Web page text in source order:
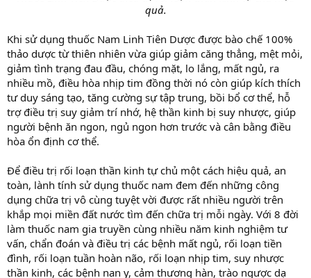
quả.
Khi sử dụng thuốc Nam Linh Tiên Dược được bào chế 100%
thảo dược từ thiên nhiên vừa giúp giảm căng thẳng, mệt mỏi,
giảm tình trạng đau đầu, chóng mặt, lo lắng, mất ngủ, ra
nhiều mồ, điều hòa nhịp tim đồng thời nó còn giúp kích thích
tư duy sáng tạo, tăng cường sự tập trung, bồi bổ cơ thể, hỗ
trợ điều trị suy giảm trí nhớ, hệ thần kinh bị suy nhược, giúp
người bệnh ăn ngon, ngủ ngon hơn trước và cân bằng điều
hòa ổn định cơ thể.
Để điều trị rối loạn thần kinh tự chủ một cách hiệu quả, an
toàn, lành tính sử dụng thuốc nam đem đến những công
dụng chữa trị vô cùng tuyệt vời được rất nhiều người trên
khắp mọi miền đất nước tìm đến chữa trị mỗi ngày. Với 8 đời
làm thuốc nam gia truyền cùng nhiều năm kinh nghiệm tư
vấn, chẩn đoán và điều trị các bệnh mất ngủ, rối loạn tiền
đình, rối loạn tuần hoàn não, rối loạn nhịp tim, suy nhược
thần kinh, các bệnh nan y, cảm thương hàn, trào ngược dạ